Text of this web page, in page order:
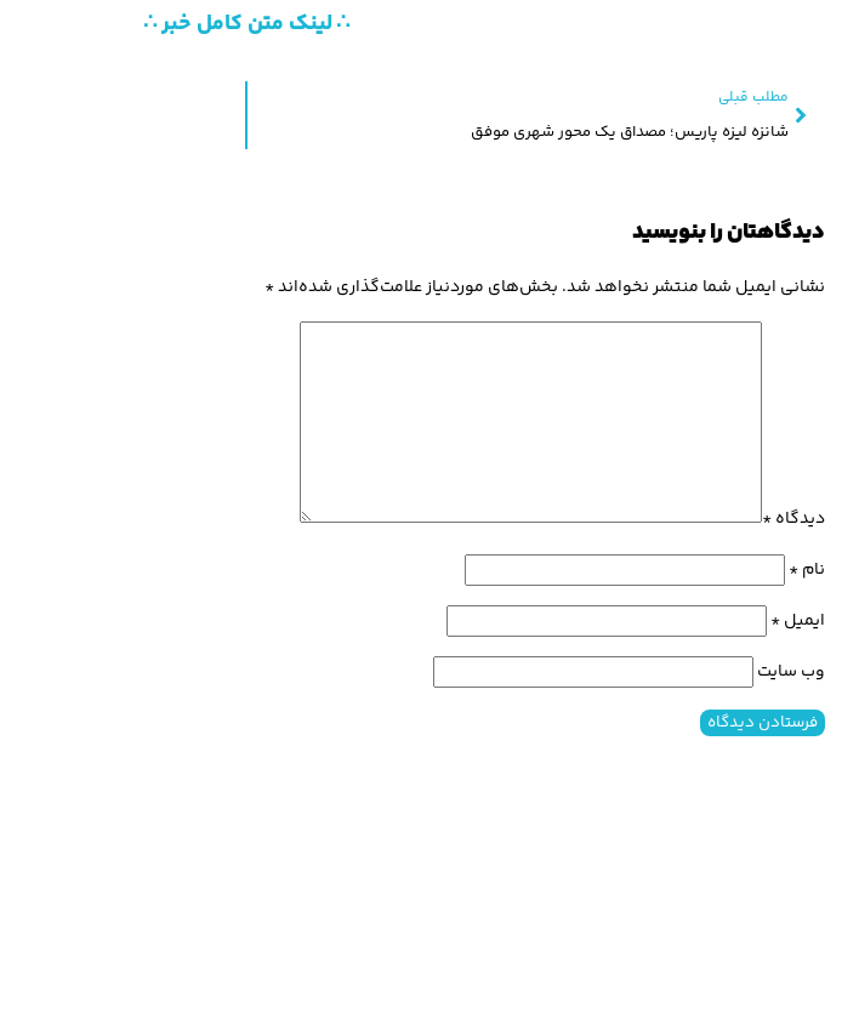
∴ لینک متن کامل خبر ∴
مطلب قبلی
شانزه لیزه پاریس؛ مصداق یک محور شهری موفق
دیدگاهتان را بنویسید
نشانی ایمیل شما منتشر نخواهد شد. بخش‌های موردنیاز علامت‌گذاری شده‌اند*
دیدگاه*
نام*
ایمیل*
وب‌ سایت